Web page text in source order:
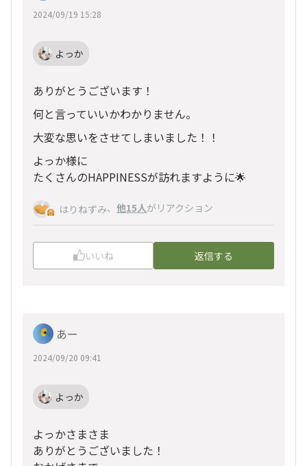
2024/09/19 15:28
よっか
ありがとうございます！
何と言っていいかわかりません。
大変な思いをさせてしまいました！！
よっか様に
たくさんのHAPPINESSが訪れますように🌟
はりねずみ、 他15人がリアクション
いいね 返信する
あー
2024/09/20 09:41
よっか
よっかさまさま
ありがとうございました！